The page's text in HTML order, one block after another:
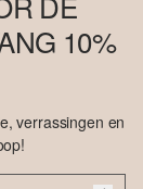
10%
verrassingen en